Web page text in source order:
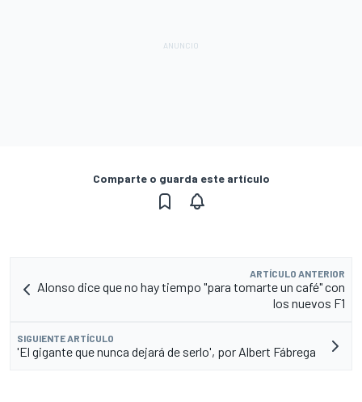
Comparte o guarda este artículo
ARTÍCULO ANTERIOR
Alonso dice que no hay tiempo "para tomarte un café" con
los nuevos F1
SIGUIENTE ARTÍCULO
'El gigante que nunca dejará de serlo', por Albert Fábrega